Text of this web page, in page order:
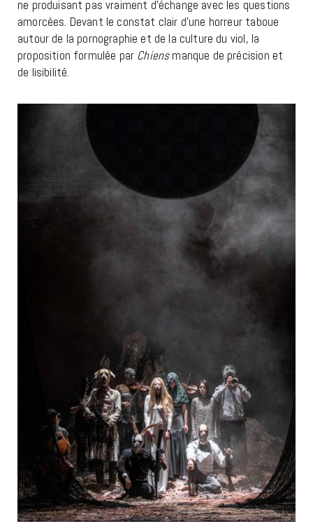
ne produisant pas vraiment d’échange avec les questions
amorcées. Devant le constat clair d’une horreur taboue
autour de la pornographie et de la culture du viol, la
proposition formulée par Chiensmanque de précision et
de lisibilité.